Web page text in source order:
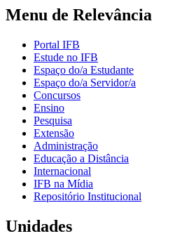
Menu de Relevância
Portal IFB
Estude no IFB
Espaço do/a Estudante
Espaço do/a Servidor/a
Concursos
Ensino
Pesquisa
Extensão
Administração
Educação a Distância
Internacional
IFB na Mídia
Repositório Institucional
Unidades